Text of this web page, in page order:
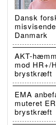
Dansk
Danmark
AKT-
mod HR+/
brystkræft
EMA
muteret
brystkræft